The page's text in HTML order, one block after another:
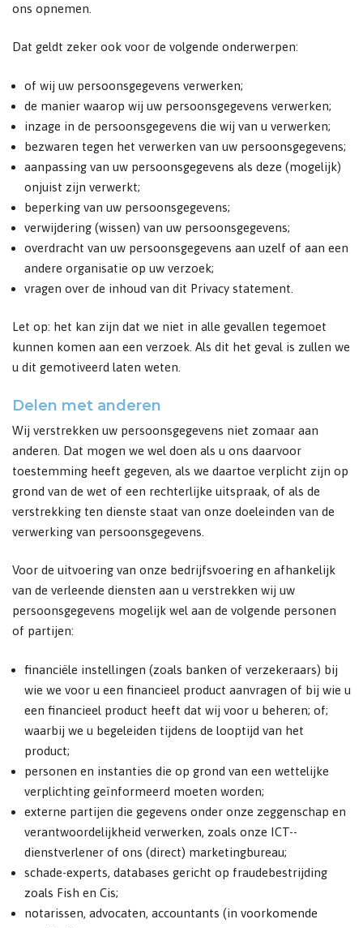
ons opnemen.
Dat geldt zeker ook voor de volgende onderwerpen:
of wij uw persoonsgegevens verwerken;
de manier waarop wij uw persoonsgegevens verwerken;
inzage in de persoonsgegevens die wij van u verwerken;
bezwaren tegen het verwerken van uw persoonsgegevens;
aanpassing van uw persoonsgegevens als deze (mogelijk)
onjuist zijn verwerkt;
beperking van uw persoonsgegevens;
verwijdering (wissen) van uw persoonsgegevens;
overdracht van uw persoonsgegevens aan uzelf of aan een
andere organisatie op uw verzoek;
vragen over de inhoud van dit Privacy statement.
Let op: het kan zijn dat we niet in alle gevallen tegemoet
kunnen komen aan een verzoek. Als dit het geval is zullen we
u dit gemotiveerd laten weten.
Delen met anderen
Wij verstrekken uw persoonsgegevens niet zomaar aan
anderen. Dat mogen we wel doen als u ons daarvoor
toestemming heeft gegeven, als we daartoe verplicht zijn op
grond van de wet of een rechterlijke uitspraak, of als de
verstrekking ten dienste staat van onze doeleinden van de
verwerking van persoonsgegevens.
Voor de uitvoering van onze bedrijfsvoering en afhankelijk
van de verleende diensten aan u verstrekken wij uw
persoonsgegevens mogelijk wel aan de volgende personen
of partijen:
financiële instellingen (zoals banken of verzekeraars) bij
wie we voor u een financieel product aanvragen of bij wie u
een financieel product heeft dat wij voor u beheren; of;
waarbij we u begeleiden tijdens de looptijd van het
product;
personen en instanties die op grond van een wettelijke
verplichting geïnformeerd moeten worden;
externe partijen die gegevens onder onze zeggenschap en
verantwoordelijkheid verwerken, zoals onze ICT-­
dienstverlener of ons (direct) marketingbureau;
schade-experts, databases gericht op fraudebestrijding
zoals Fish en Cis;
notarissen, advocaten, accountants (in voorkomende